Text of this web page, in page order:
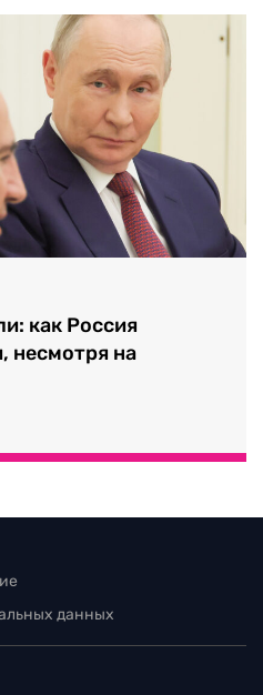
как Россия
несмотря на
данных